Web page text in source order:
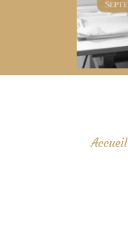
Accueil